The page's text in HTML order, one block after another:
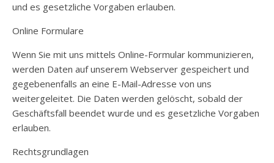
und es gesetzliche Vorgaben erlauben.
Online Formulare
Wenn Sie mit uns mittels Online-Formular kommunizieren,
werden Daten auf unserem Webserver gespeichert und
gegebenenfalls an eine E-Mail-Adresse von uns
weitergeleitet. Die Daten werden gelöscht, sobald der
Geschäftsfall beendet wurde und es gesetzliche Vorgaben
erlauben.
Rechtsgrundlagen